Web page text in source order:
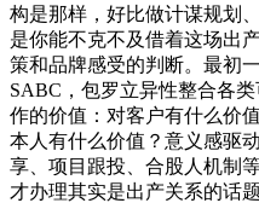
构是那样，好比做计谋规划
是你能不克不及借着这场出
策和品牌感受的判断。最初
SABC，包罗立异性整合各
作的价值：对客户有什么价
本人有什么价值？意义感驱
享、项目跟投、合股人机制
才办理其实是出产关系的话